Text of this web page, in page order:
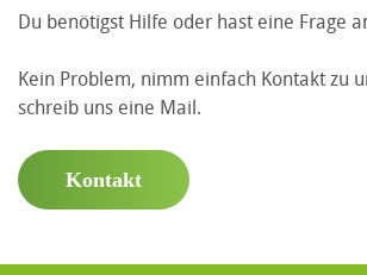
Du benötigst Hilfe oder hast eine Frage
Kein Problem, nimm einfach Kontakt zu
schreib uns eine Mail.
Kontakt